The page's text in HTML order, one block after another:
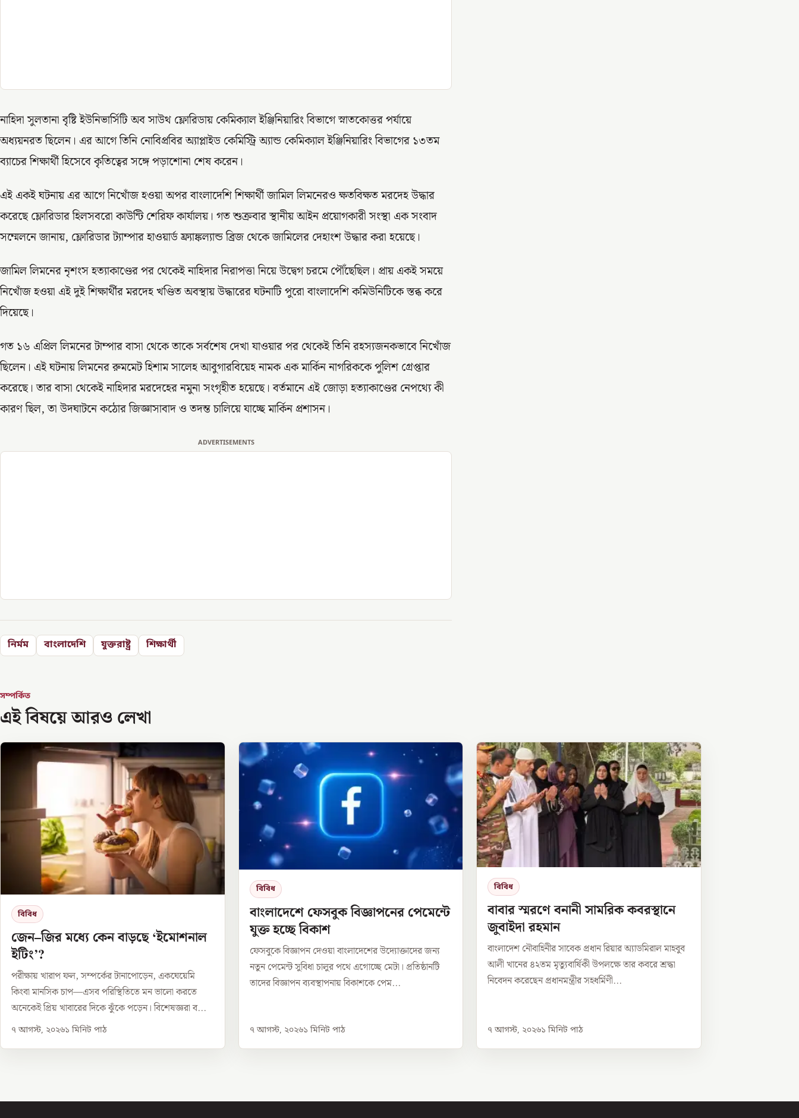
নাহিদা সুলতানা বৃষ্টি ইউনিভার্সিটি অব সাউথ ফ্লোরিডায় কেমিক্যাল ইঞ্জিনিয়ারিং বিভাগে স্নাতকোত্তর পর্যায়ে
অধ্যয়নরত ছিলেন। এর আগে তিনি নোবিপ্রবির অ্যাপ্লাইড কেমিস্ট্রি অ্যান্ড কেমিক্যাল ইঞ্জিনিয়ারিং বিভাগের ১৩তম
ব্যাচের শিক্ষার্থী হিসেবে কৃতিত্বের সঙ্গে পড়াশোনা শেষ করেন।
এই একই ঘটনায় এর আগে নিখোঁজ হওয়া অপর বাংলাদেশি শিক্ষার্থী জামিল লিমনেরও ক্ষতবিক্ষত মরদেহ উদ্ধার
করেছে ফ্লোরিডার হিলসবরো কাউন্টি শেরিফ কার্যালয়। গত শুক্রবার স্থানীয় আইন প্রয়োগকারী সংস্থা এক সংবাদ
সম্মেলনে জানায়, ফ্লোরিডার ট্যাম্পার হাওয়ার্ড ফ্র্যাঙ্কল্যান্ড ব্রিজ থেকে জামিলের দেহাংশ উদ্ধার করা হয়েছে।
জামিল লিমনের নৃশংস হত্যাকাণ্ডের পর থেকেই নাহিদার নিরাপত্তা নিয়ে উদ্বেগ চরমে পৌঁছেছিল। প্রায় একই সময়ে
নিখোঁজ হওয়া এই দুই শিক্ষার্থীর মরদেহ খণ্ডিত অবস্থায় উদ্ধারের ঘটনাটি পুরো বাংলাদেশি কমিউনিটিকে স্তব্ধ করে
দিয়েছে।
গত ১৬ এপ্রিল লিমনের টাম্পার বাসা থেকে তাকে সর্বশেষ দেখা যাওয়ার পর থেকেই তিনি রহস্যজনকভাবে নিখোঁজ
ছিলেন। এই ঘটনায় লিমনের রুমমেট হিশাম সালেহ আবুগারবিয়েহ নামক এক মার্কিন নাগরিককে পুলিশ গ্রেপ্তার
করেছে। তার বাসা থেকেই নাহিদার মরদেহের নমুনা সংগৃহীত হয়েছে। বর্তমানে এই জোড়া হত্যাকাণ্ডের নেপথ্যে কী
কারণ ছিল, তা উদঘাটনে কঠোর জিজ্ঞাসাবাদ ও তদন্ত চালিয়ে যাচ্ছে মার্কিন প্রশাসন।
ADVERTISEMENTS
নির্মম বাংলাদেশি যুক্তরাষ্ট্র শিক্ষার্থী
সম্পর্কিত
এই বিষয়ে আরও লেখা
বিবিধ
জেন–জির মধ্যে কেন বাড়ছে ‘ইমোশনাল
ইটিং’?
পরীক্ষায় খারাপ ফল, সম্পর্কের টানাপোড়েন, একঘেয়েমি
কিংবা মানসিক চাপ—এসব পরিস্থিতিতে মন ভালো করতে
অনেকেই প্রিয় খাবারের দিকে ঝুঁকে পড়েন। বিশেষজ্ঞরা ব...
৭ আগস্ট, ২০২৬১ মিনিট পাঠ
বিবিধ
বাংলাদেশে ফেসবুক বিজ্ঞাপনের পেমেন্টে
যুক্ত হচ্ছে বিকাশ
ফেসবুকে বিজ্ঞাপন দেওয়া বাংলাদেশের উদ্যোক্তাদের জন্য
নতুন পেমেন্ট সুবিধা চালুর পথে এগোচ্ছে মেটা। প্রতিষ্ঠানটি
তাদের বিজ্ঞাপন ব্যবস্থাপনায় বিকাশকে পেম...
৭ আগস্ট, ২০২৬১ মিনিট পাঠ
বিবিধ
বাবার স্মরণে বনানী সামরিক কবরস্থানে
জুবাইদা রহমান
বাংলাদেশ নৌবাহিনীর সাবেক প্রধান রিয়ার অ্যাডমিরাল মাহবুব
আলী খানের ৪২তম মৃত্যুবার্ষিকী উপলক্ষে তার কবরে শ্রদ্ধা
নিবেদন করেছেন প্রধানমন্ত্রীর সহধর্মিণী...
৭ আগস্ট, ২০২৬১ মিনিট পাঠ